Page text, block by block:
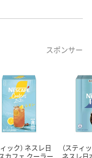
スポンサー
ィック） ネスレ日
（スティ